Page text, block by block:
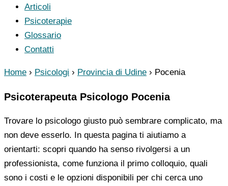
Articoli
Psicoterapie
Glossario
Contatti
Home › Psicologi › Provincia di Udine › Pocenia
Psicoterapeuta Psicologo Pocenia
Trovare lo psicologo giusto può sembrare complicato, ma
non deve esserlo. In questa pagina ti aiutiamo a
orientarti: scopri quando ha senso rivolgersi a un
professionista, come funziona il primo colloquio, quali
sono i costi e le opzioni disponibili per chi cerca uno